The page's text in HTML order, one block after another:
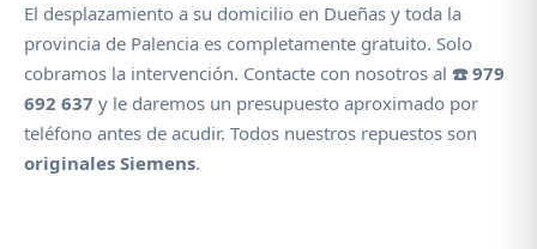
El desplazamiento a su domicilio en Dueñas y toda la
provincia de Palencia es completamente gratuito. Solo
cobramos la intervención. Contacte con nosotros al ☎️ 979
692 637 y le daremos un presupuesto aproximado por
teléfono antes de acudir. Todos nuestros repuestos son
originales Siemens.